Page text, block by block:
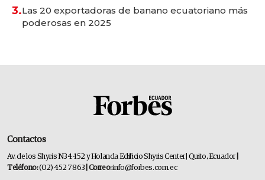
3.Las 20 exportadoras de banano ecuatoriano más
poderosas en 2025
Contactos
Av. de los Shyris N34-152 y Holanda Edificio Shyris Center | Quito, Ecuador
Teléfono:(02) 452 7863 | Correo:info@forbes.com.ec